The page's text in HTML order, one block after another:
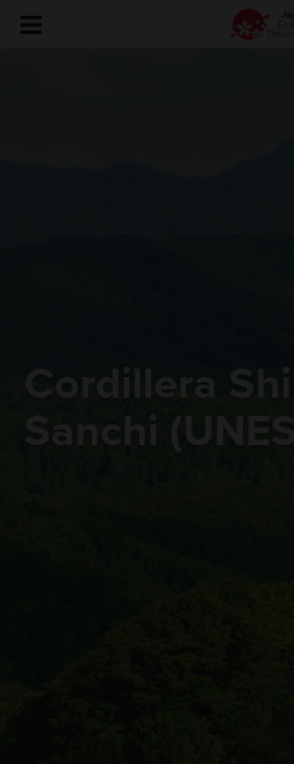
Cordillera
Sanchi